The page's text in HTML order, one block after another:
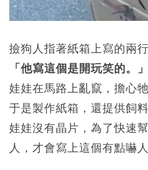
撿狗人指著紙箱上寫的兩
「他寫這個是開玩笑的。」
娃娃在馬路上亂竄，擔心
于是製作紙箱，還提供飼
娃娃沒有晶片，為了快速
人，才會寫上這個有點嚇人